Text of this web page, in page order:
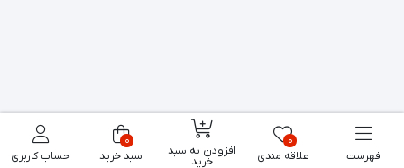
فهرست
0
علاقه مندی افزودن به سبد
خرید
0
سبد خرید حساب کاربری